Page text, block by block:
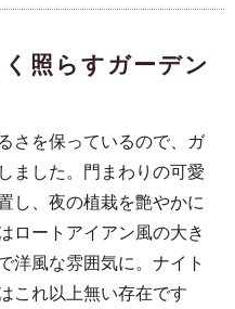
照らすガーデン
さを保っているので、ガ
ました。門まわりの可愛
し、夜の植栽を艶やかに
ロートアイアン風の大き
洋風な雰囲気に。ナイト
これ以上無い存在です